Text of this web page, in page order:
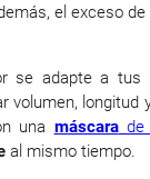
el exceso
se adapte a tus
longitud
una máscarade
al mismo tiempo.